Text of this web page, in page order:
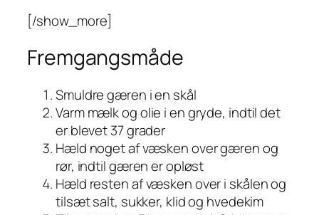
[/show_more]
Fremgangsmåde
Smuldre gæren i en skål
Varm mælk og olie i en gryde, indtil det
er blevet 37 grader
Hæld noget af væsken over gæren og
rør, indtil gæren er opløst
Hæld resten af væsken over i skålen og
tilsæt salt, sukker, klid og hvedekim